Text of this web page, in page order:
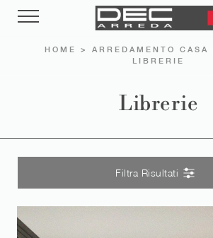
HOME > ARREDAMENTO CASA
LIBRERIE
Librerie
Filtra Risultati